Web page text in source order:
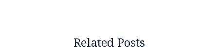
Related Posts